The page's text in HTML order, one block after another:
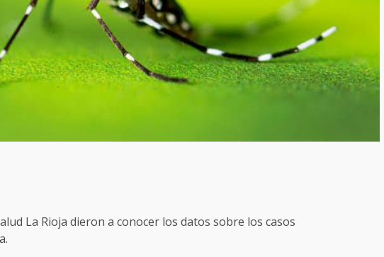
La Rioja dieron a conocer los datos sobre los casos